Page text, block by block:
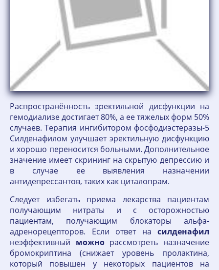
Распространённость эректильной дисфункции на
гемодиализе достигает 80%, а ее тяжелых форм 50%
случаев. Терапия ингибитором фосфодиэстеразы-5
Силденафилом улучшает эректильную дисфункцию
и хорошо переносится больными. Дополнительное
значение имеет скрининг на скрытую депрессию и
в случае ее выявления назначении
антидепрессантов, таких как циталопрам.
Следует избегать приема лекарства пациентам
получающим нитраты и с осторожностью
пациентам, получающим блокаторы альфа-
адренорецепторов. Если ответ на силденафил
неэффективный можнорассмотреть назначение
бромокриптина (снижает уровень пролактина,
который повышен у некоторых пациентов на